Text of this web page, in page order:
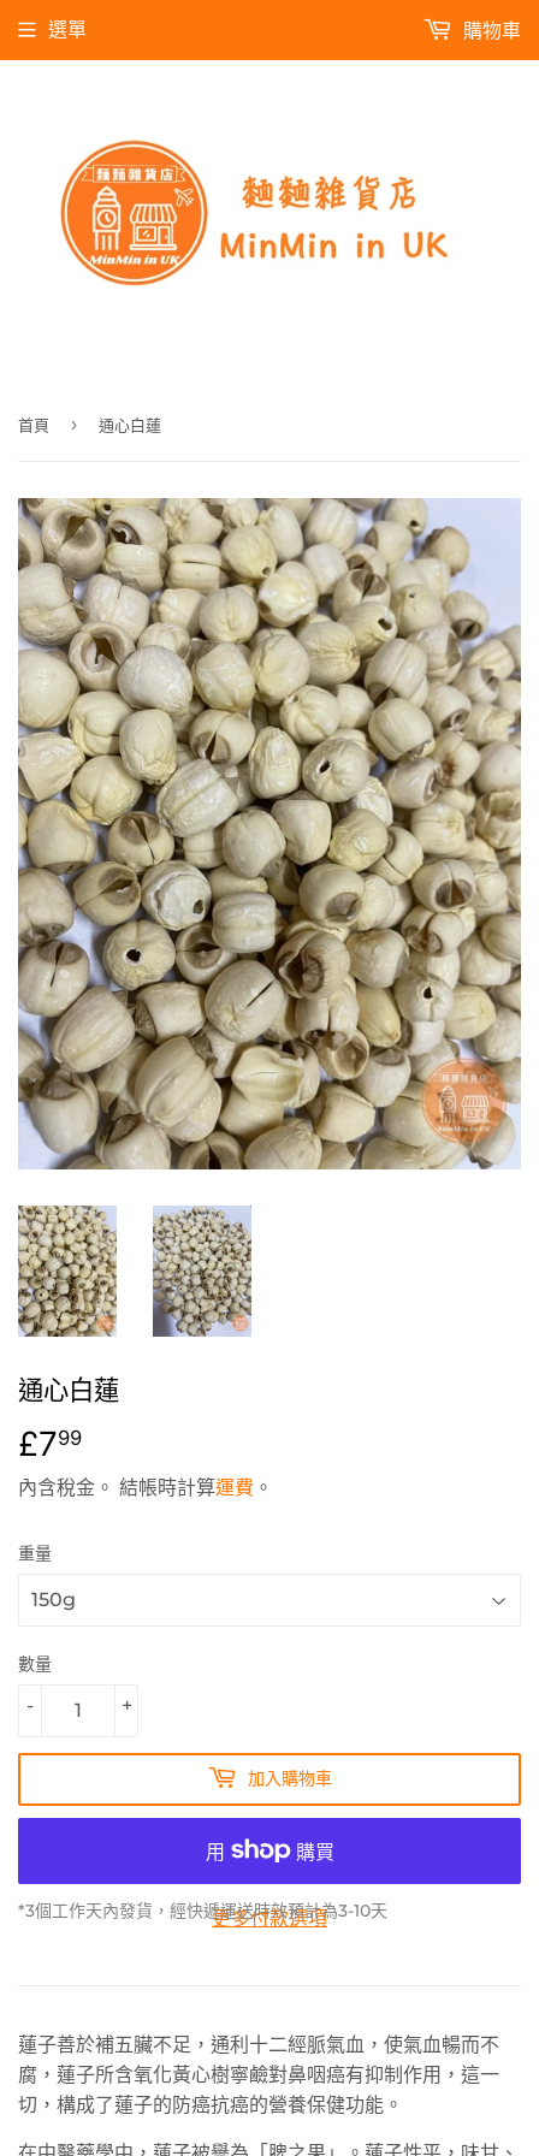
選單 購物車
首頁 › 通心白蓮
通心白蓮
£799
內含稅金。 結帳時計算運費 。
重量
數量
+
-
加入購物車
更多付款選項
*3個工作天內發貨，經快遞運送時效預計為3-10天
蓮子善於補五臟不足，通利十二經脈氣血，使氣血暢而不
腐，蓮子所含氧化黃心樹寧鹼對鼻咽癌有抑制作用，這一
切，構成了蓮子的防癌抗癌的營養保健功能。